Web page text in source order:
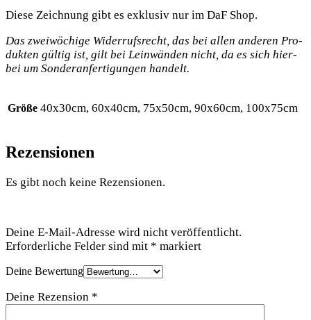
Die­se Zeich­nung gibt es exklu­siv nur im DaF Shop.
Das zwei­wö­chi­ge Wider­rufs­recht, das bei allen ande­ren Pro­
duk­ten gül­tig ist, gilt bei Lein­wän­den nicht, da es sich hier­
bei um Son­der­an­fer­ti­gun­gen handelt.
Größe 40x30cm, 60x40cm, 75x50cm, 90x60cm, 100x75cm
Rezensionen
Es gibt noch keine Rezensionen.
Deine E-Mail-Adresse wird nicht veröffentlicht.
Erforderliche Felder sind mit * markiert
Deine Bewertung
Deine Rezension *